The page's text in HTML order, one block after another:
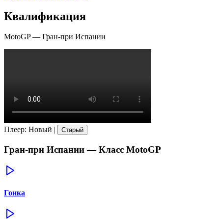
Квалификация
MotoGP— Гран-при Испании
Плеер: Новый | Старый
Гран-при Испании— Класс MotoGP
Гонка